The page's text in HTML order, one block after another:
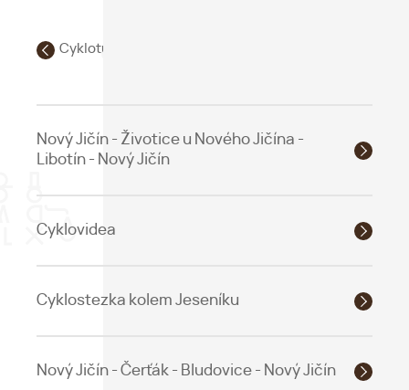
Cykloturistika
Nový Jičín - Životice u Nového Jičína -
Libotín - Nový Jičín
Cyklovidea
Cyklostezka kolem Jeseníku
Nový Jičín - Čerťák - Bludovice - Nový Jičín